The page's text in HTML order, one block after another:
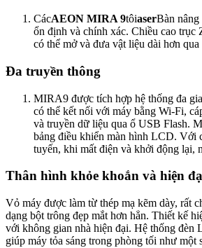
CácAEON MIRA 9tôiaserBàn
ổn định và chính xác. Chiều cao trục
có thể mở và đưa vật liệu dài hơn qua
Đa truyền thông
MIRA9 được tích hợp hệ thống đa
có thể kết nối với máy bằng Wi-Fi,
và truyền dữ liệu qua ổ USB Flash.
bảng điều khiển màn hình LCD. Với
tuyến, khi mất điện và khởi động lại,
Thân hình khỏe khoắn và hiện
Vỏ máy được làm từ thép mạ kẽm dày, rất
dạng bột trông đẹp mắt hơn hẳn. Thiết kế
với không gian nhà hiện đại. Hệ thống đèn
giúp máy tỏa sáng trong phòng tối như một